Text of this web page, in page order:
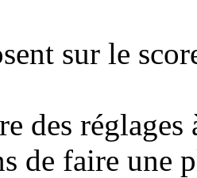
sur le
des
de faire une